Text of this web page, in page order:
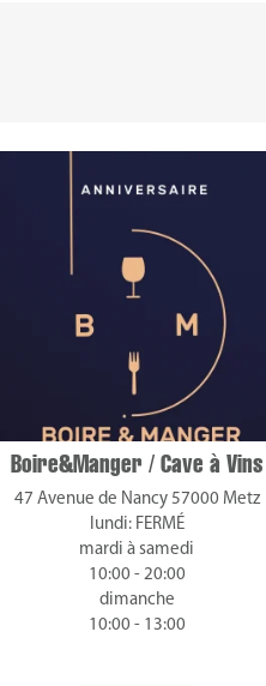
Boire&Manger / Cave à Vins
47 Avenue de Nancy 57000 Metz
lundi: FERMÉ
mardi à samedi
10:00 - 20:00
dimanche
10:00 - 13:00